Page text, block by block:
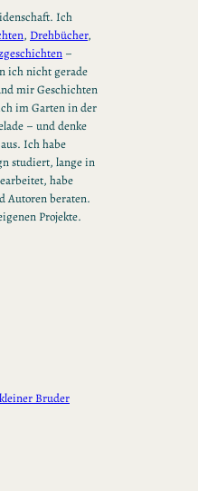
Ich
, Drehbücher,
–
ich nicht gerade
mir Geschichten
im Garten in der
– und denke
Ich habe
studiert, lange in
habe
Autoren beraten.
Projekte.
Bruder